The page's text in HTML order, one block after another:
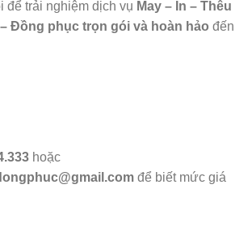
để trải nghiệm dịch vụ May – In – Thêu
Đồng phục trọn gói và hoàn hảo đến
hoặc
để biết mức giá